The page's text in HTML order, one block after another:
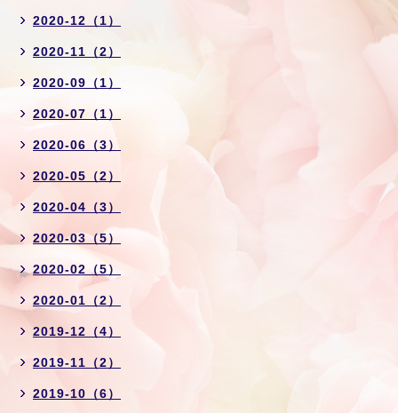
2020-12（1）
2020-11（2）
2020-09（1）
2020-07（1）
2020-06（3）
2020-05（2）
2020-04（3）
2020-03（5）
2020-02（5）
2020-01（2）
2019-12（4）
2019-11（2）
2019-10（6）